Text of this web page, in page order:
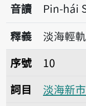
音讀
Pin-hái
釋義
淡海輕
序號10淡海新市鎮
序號
10
詞目
淡海新